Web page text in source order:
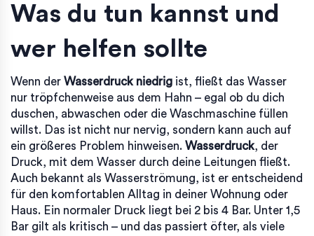
Was du tun kannst und
wer helfen sollte
Wenn der Wasserdruck niedrig ist, fließt das Wasser
nur tröpfchenweise aus dem Hahn – egal ob du dich
duschen, abwaschen oder die Waschmaschine füllen
willst. Das ist nicht nur nervig, sondern kann auch auf
ein größeres Problem hinweisen. Wasserdruck, der
Druck, mit dem Wasser durch deine Leitungen fließt.
Auch bekannt als Wasserströmung, ist er entscheidend
für den komfortablen Alltag in deiner Wohnung oder
Haus. Ein normaler Druck liegt bei 2 bis 4 Bar. Unter 1,5
Bar gilt als kritisch – und das passiert öfter, als viele